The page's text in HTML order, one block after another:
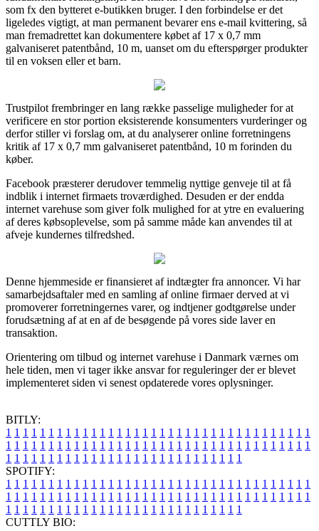
som fx den bytteret e-butikken bruger. I den forbindelse er det
ligeledes vigtigt, at man permanent bevarer ens e-mail kvittering, så
man fremadrettet kan dokumentere købet af 17 x 0,7 mm
galvaniseret patentbånd, 10 m, uanset om du efterspørger produkter
til en voksen eller et barn.
Trustpilot frembringer en lang række passelige muligheder for at
verificere en stor portion eksisterende konsumenters vurderinger og
derfor stiller vi forslag om, at du analyserer online forretningens
kritik af 17 x 0,7 mm galvaniseret patentbånd, 10 m forinden du
køber.
Facebook præsterer derudover temmelig nyttige genveje til at få
indblik i internet firmaets troværdighed. Desuden er der endda
internet varehuse som giver folk mulighed for at ytre en evaluering
af deres købsoplevelse, som på samme måde kan anvendes til at
afveje kundernes tilfredshed.
Denne hjemmeside er finansieret af indtægter fra annoncer. Vi har
samarbejdsaftaler med en samling af online firmaer derved at vi
promoverer forretningernes varer, og indtjener godtgørelse under
forudsætning af at en af de besøgende på vores side laver en
transaktion.
Orientering om tilbud og internet varehuse i Danmark værnes om
hele tiden, men vi tager ikke ansvar for reguleringer der er blevet
implementeret siden vi senest opdaterede vores oplysninger.
BITLY:
1 1 1 1 1 1 1 1 1 1 1 1 1 1 1 1 1 1 1 1 1 1 1 1 1 1 1 1 1 1 1 1 1 1 1 1
1 1 1 1 1 1 1 1 1 1 1 1 1 1 1 1 1 1 1 1 1 1 1 1 1 1 1 1 1 1 1 1 1 1 1 1
1 1 1 1 1 1 1 1 1 1 1 1 1 1 1 1 1 1 1 1 1 1 1 1 1 1 1 1
SPOTIFY:
1 1 1 1 1 1 1 1 1 1 1 1 1 1 1 1 1 1 1 1 1 1 1 1 1 1 1 1 1 1 1 1 1 1 1 1
1 1 1 1 1 1 1 1 1 1 1 1 1 1 1 1 1 1 1 1 1 1 1 1 1 1 1 1 1 1 1 1 1 1 1 1
1 1 1 1 1 1 1 1 1 1 1 1 1 1 1 1 1 1 1 1 1 1 1 1 1 1 1 1
CUTTLY BIO: